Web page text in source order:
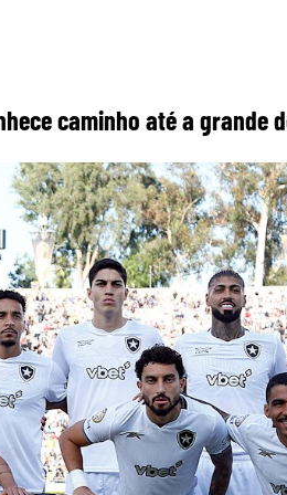
caminho até a grande